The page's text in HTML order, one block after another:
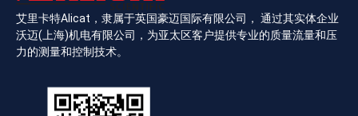
艾里卡特Alicat，隶属于英国豪迈国际有限公司， 通过其实体企业
沃迈(上海)机电有限公司，为亚太区客户提供专业的质量流量和压
力的测量和控制技术。